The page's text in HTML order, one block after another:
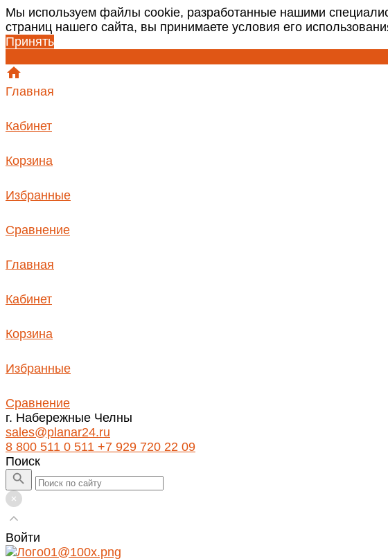
Мы используем файлы cookie, разработанные нашими
страниц нашего сайта, вы принимаете условия его
Принять
Главная
Кабинет
Корзина
Избранные
Сравнение
Главная
Кабинет
Корзина
Избранные
Сравнение
г. Набережные Челны
sales@planar24.ru
8 800 511 0 511 +7 929 720 22 09
Поиск
Войти